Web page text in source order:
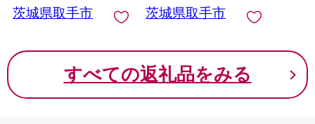
茨城県取手市 茨城県取手市
すべての返礼品をみる